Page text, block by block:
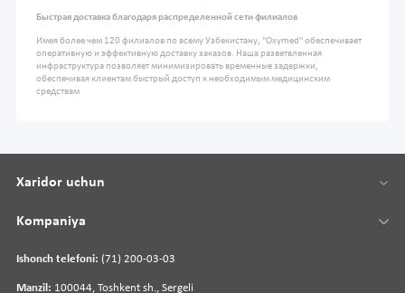
Быстрая доставка благодаря распределенной сети филиалов
Имея более чем 120 филиалов по всему Узбекистану, "Oxymed" обеспечивает
оперативную и эффективную доставку заказов. Наша разветвленная
инфраструктура позволяет минимизировать временные задержки,
обеспечивая клиентам быстрый доступ к необходимым медицинским
средствам
Ishonch telefoni: (71) 200-03-03
Manzil: 100044, Toshkent sh., Sergeli
Xaridor uchun
Kompaniya